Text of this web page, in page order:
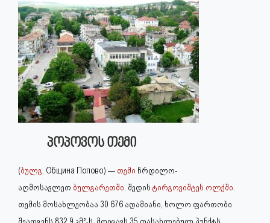
პოპოვოს თემი
(ბულგ. Община Попово) — თემი ჩრდილო-
აღმოსავლეთ ბულგარეთში . შედის ტირგოვიშტეს ოლქში
თემის მოსახლეობაა 30 676 ადამიანი, ხოლო ფართობი